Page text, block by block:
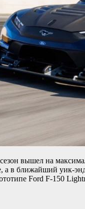
вышел на
а в ближайший уик-
Ford F-150